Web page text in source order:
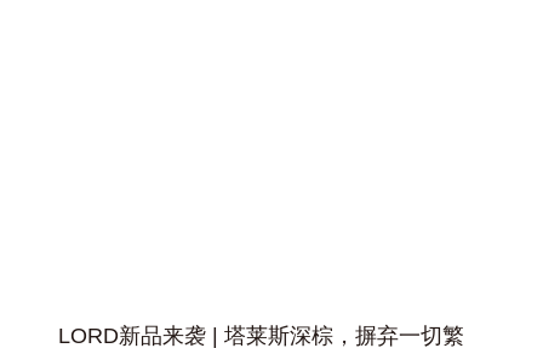
LORD新品来袭 | 塔莱斯深棕，摒弃一切繁